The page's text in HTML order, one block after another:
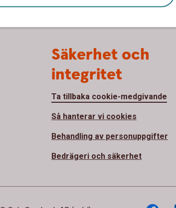
Säkerhet och
integritet
Ta tillbaka cookie-medgivande
Så hanterar vi cookies
Behandling av personuppgifter
Bedrägeri och säkerhet